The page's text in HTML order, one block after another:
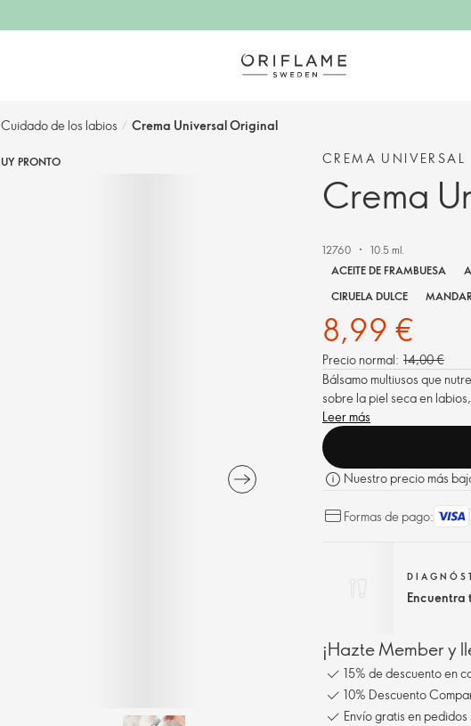
Cuidado de los labios / Crema Universal Original
PRONTO CREMA UNIVERSAL
Crema
12760
10.5 ml.
ACEITE DE FRAMBUESA
CIRUELA DULCE
8,99 €
Precio normal: 14,00 €
Bálsamo multiusos que
sobre la piel seca en
Leer más
Nuestro precio más
Formas de pago:
¡Hazte Member y
15% de descuento en
10% Descuento
Envío gratis en